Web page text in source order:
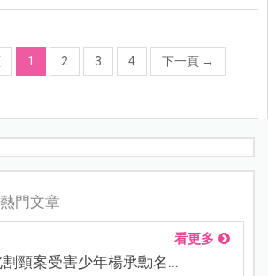
1 2 3 4 下一頁 →
熱門文章
看更多
頸案受害少年楊承勳名...